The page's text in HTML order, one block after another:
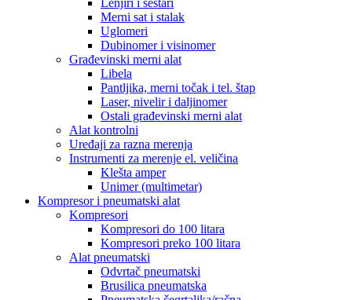
Lenjiri i šestari
Merni sat i stalak
Uglomeri
Dubinomer i visinomer
Građevinski merni alat
Libela
Pantljika, merni točak i tel. štap
Laser, nivelir i daljinomer
Ostali građevinski merni alat
Alat kontrolni
Uređaji za razna merenja
Instrumenti za merenje el. veličina
Klešta amper
Unimer (multimetar)
Kompresor i pneumatski alat
Kompresori
Kompresori do 100 litara
Kompresori preko 100 litara
Alat pneumatski
Odvrtač pneumatski
Brusilica pneumatska